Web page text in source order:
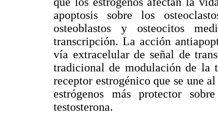
apoptosis sobre los
osteoblastos y osteocitos
transcripción. La acción
vía extracelular de señal de
tradicional de modulación de la
receptor estrogénico que se une
estrógenos más protector
testosterona.